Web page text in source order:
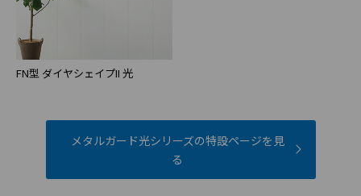
FN型 ダイヤシェイプII 光
メタルガード光シリーズの特設ページを見
る